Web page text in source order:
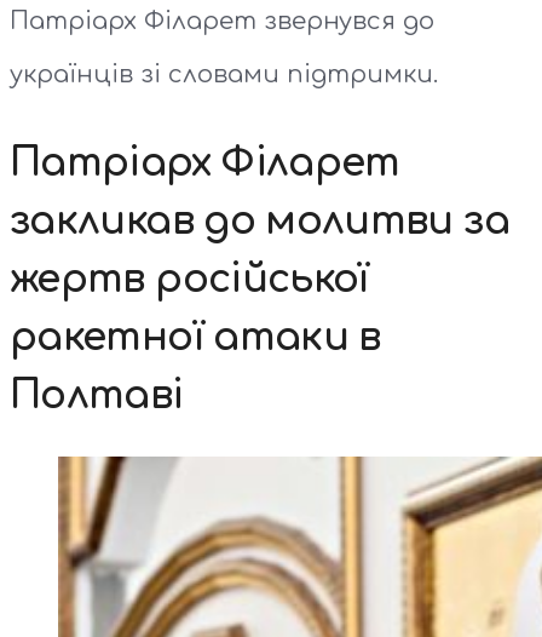
Патріарх Філарет звернувся до
українців зі словами підтримки.
Патріарх Філарет
закликав до молитви за
жертв російської
ракетної атаки в
Полтаві